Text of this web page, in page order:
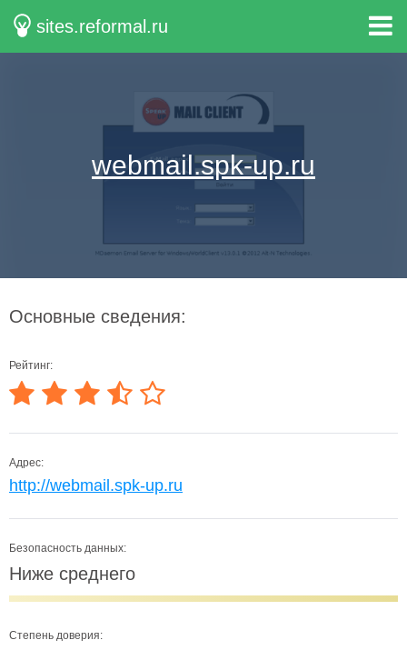
sites.reformal.ru
webmail.spk-up.ru
Основные сведения:
Рейтинг:
Адрес:
http://webmail.spk-up.ru
Безопасность данных:
Ниже среднего
Степень доверия: